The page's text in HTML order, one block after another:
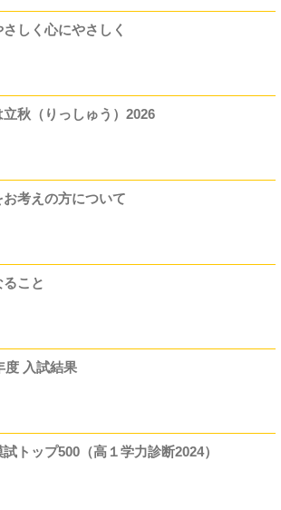
しく心にやさしく
立秋（りっしゅう）2026
お考えの方について
こと
度 入試結果
トップ500（高１学力診断2024）